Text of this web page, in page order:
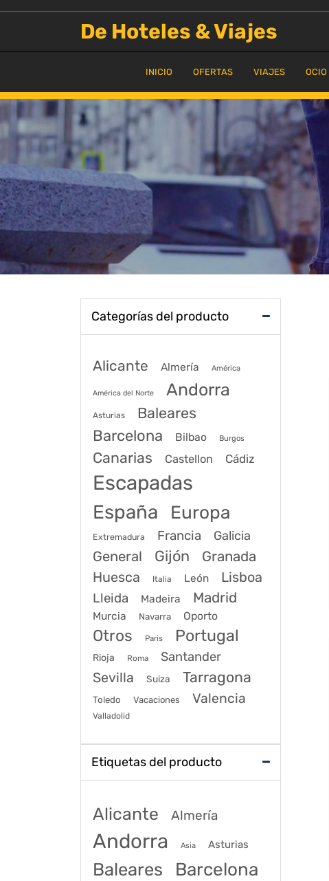
De Hoteles & Viajes
INICIO OFERTAS VIAJES OCIO
Categorías del producto
Alicante Almería América
América del Norte Andorra
Asturias Baleares
Barcelona Bilbao Burgos
Canarias Castellon Cádiz
Escapadas
España Europa
Extremadura Francia Galicia
General Gijón
Granada
Huesca
Italia León Lisboa
Lleida Madeira Madrid
Murcia Navarra Oporto
Otros Paris Portugal
Rioja Roma Santander
Sevilla Suiza Tarragona
Toledo Vacaciones Valencia
Valladolid
Etiquetas del producto
Alicante Almería
Andorra Asia Asturias
Baleares Barcelona